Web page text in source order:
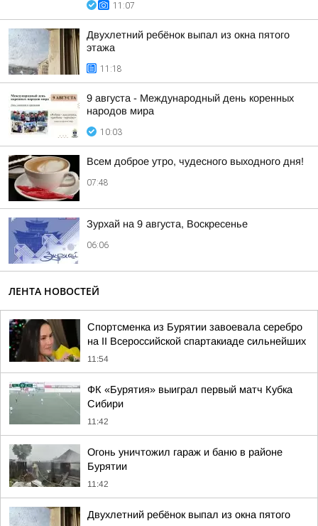
11:07
Двухлетний ребёнок выпал из окна пятого
этажа
11:18
9 августа - Международный день коренных
народов мира
10:03
Всем доброе утро, чудесного выходного дня!
07:48
Зурхай на 9 августа, Воскресенье
06:06
ЛЕНТА НОВОСТЕЙ
Спортсменка из Бурятии завоевала серебро
на II Всероссийской спартакиаде сильнейших
11:54
ФК «Бурятия» выиграл первый матч Кубка
Сибири
11:42
Огонь уничтожил гараж и баню в районе
Бурятии
11:42
Двухлетний ребёнок выпал из окна пятого